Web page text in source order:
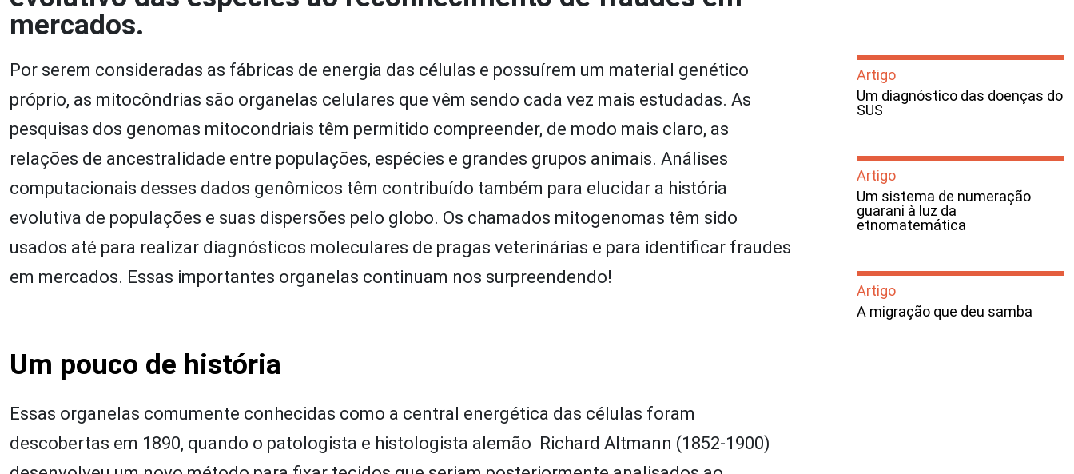
mercados.
Por serem consideradas as fábricas de energia das células e possuírem um material genético
próprio, as mitocôndrias são organelas celulares que vêm sendo cada vez mais estudadas. As
pesquisas dos genomas mitocondriais têm permitido compreender, de modo mais claro, as
relações de ancestralidade entre populações, espécies e grandes grupos animais. Análises
computacionais desses dados genômicos têm contribuído também para elucidar a história
evolutiva de populações e suas dispersões pelo globo. Os chamados mitogenomas têm sido
usados até para realizar diagnósticos moleculares de pragas veterinárias e para identificar fraudes
em mercados. Essas importantes organelas continuam nos surpreendendo!
Um pouco de história
Essas organelas comumente conhecidas como a central energética das células foram
descobertas em 1890, quando o patologista e histologista alemão Richard Altmann (1852-1900)
Artigo
Um diagnóstico das doenças do
SUS
Artigo
Um sistema de numeração
guarani à luz da
etnomatemática
Artigo
A migração que deu samba